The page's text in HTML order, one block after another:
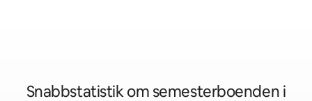
Snabbstatistik om semesterboenden i